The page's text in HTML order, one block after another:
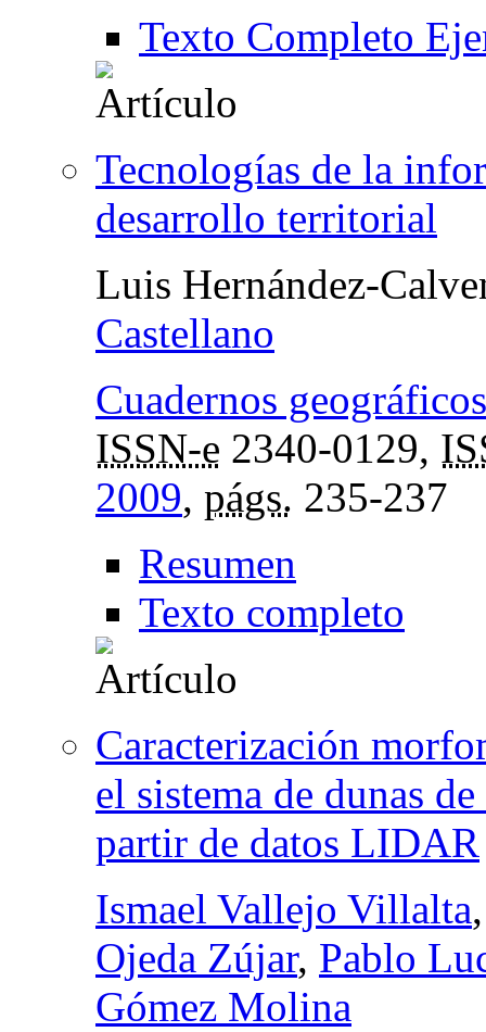
Texto Completo
Tecnologías de la
desarrollo territorial
Luis Hernández-
Castellano
Cuadernos
ISSN-e 2340-0129,
2009, págs. 235-237
Resumen
Texto completo
Caracterización
el sistema de dunas
partir de datos LIDAR
Ismael Vallejo Villalta
Ojeda Zújar, Pablo
Gómez Molina